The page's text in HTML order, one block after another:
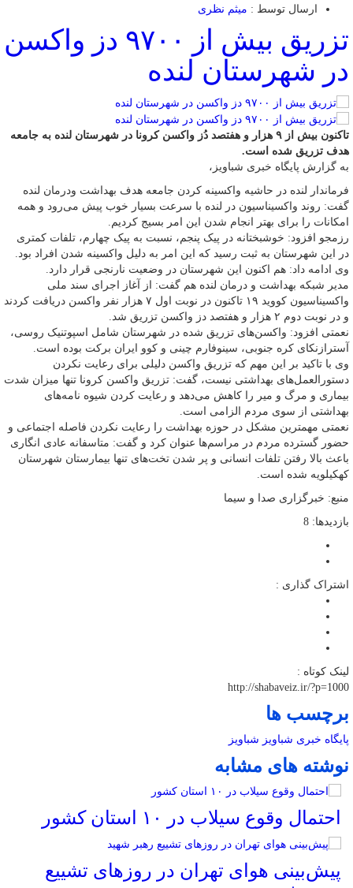
ارسال توسط : میثم نظری
تزریق بیش از ۹۷۰۰ دز واکسن
در شهرستان لنده
تاکنون بیش از ۹ هزار و هفتصد دُز واکسن کرونا در شهرستان لنده به جامعه
هدف تزریق شده است.
به گزارش پایگاه خبری شباویز،
فرماندار لنده در حاشیه واکسینه کردن جامعه هدف بهداشت ودرمان لنده
گفت: روند واکسیناسیون در لنده با سرعت بسیار خوب پیش می‌رود و همه
امکانات را برای بهتر انجام شدن این امر بسیج کردیم.
رزمجو افزود: خوشبختانه در پیک پنجم، نسبت به پیک چهارم، تلفات کمتری
در این شهرستان به ثبت رسید که این امر به دلیل واکسینه شدن افراد بود.
وی ادامه داد: هم اکنون این شهرستان در وضعیت نارنجی قرار دارد.
مدیر شبکه بهداشت و درمان لنده هم گفت: از آغاز اجرای سند ملی
واکسیناسیون کووید ۱۹ تاکنون در نوبت اول ۷ هزار نفر واکسن دریافت کردند
و در نوبت دوم ۲ هزار و هفتصد دز واکسن تزریق شد.
نعمتی افزود: واکسن‌های تزریق شده در شهرستان شامل اسپوتنیک روسی،
آسترازنکای کره جنوبی، سینوفارم چینی و کوو ایران برکت بوده است.
وی با تاکید بر این مهم که تزریق واکسن دلیلی برای رعایت نکردن
دستورالعمل‌های بهداشتی نیست، گفت: تزریق واکسن کرونا تنها میزان شدت
بیماری و مرگ و میر را کاهش می‌دهد و رعایت کردن شیوه نامه‌های
بهداشتی از سوی مردم الزامی است.
نعمتی مهمترین مشکل در حوزه بهداشت را رعایت نکردن فاصله اجتماعی و
حضور گسترده مردم در مراسم‌ها عنوان کرد و گفت: متاسفانه عادی انگاری
باعث بالا رفتن تلفات انسانی و پر شدن تخت‌های تنها بیمارستان شهرستان
کهکیلویه شده است.
منبع: خبرگزاری صدا و سیما
بازدیدها: 8
اشتراک گذاری :
لینک کوتاه :
http://shabaveiz.ir/?p=1000
برچسب ها
پایگاه خبری شباویز شباویز
نوشته های مشابه
احتمال وقوع سیلاب در ۱۰ استان کشور
پیش‌بینی هوای تهران در روزهای تشییع